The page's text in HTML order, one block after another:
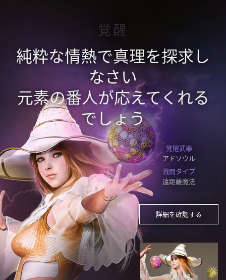
覚醒
純粋な情熱で真理を探求し
なさい
元素の番人が応えてくれる
でしょう
覚醒武器
アドソウル
戦闘タイプ
遠距離魔法
詳細を確認する